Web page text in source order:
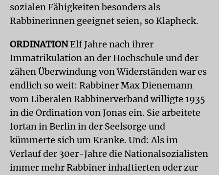
sozialen Fähigkeiten besonders als
Rabbinerinnen geeignet seien, so Klapheck.
ORDINATIONElf Jahre nach ihrer
Immatrikulation an der Hochschule und der
zähen Überwindung von Widerständen war es
endlich so weit: Rabbiner Max Dienemann
vom Liberalen Rabbinerverband willigte 1935
in die Ordination von Jonas ein. Sie arbeitete
fortan in Berlin in der Seelsorge und
kümmerte sich um Kranke. Und: Als im
Verlauf der 30er-Jahre die Nationalsozialisten
immer mehr Rabbiner inhaftierten oder zur